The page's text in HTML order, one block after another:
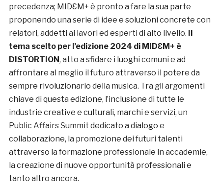
precedenza; MIDƐM+ è pronto a fare la sua parte
proponendo una serie di idee e soluzioni concrete con
relatori, addetti ai lavori ed esperti di alto livello.
tema scelto per l’edizione 2024 di MIDƐM+ è
DISTORTION, atto a sfidare i luoghi comuni e ad
affrontare al meglio il futuro attraverso il potere da
sempre rivoluzionario della musica. Tra gli argomenti
chiave di questa edizione, l’inclusione di tutte le
industrie creative e culturali, marchi e servizi, un
Public Affairs Summit dedicato a dialogo e
collaborazione, la promozione dei futuri talenti
attraverso la formazione professionale in accademie,
la creazione di nuove opportunità professionali e
tanto altro ancora.